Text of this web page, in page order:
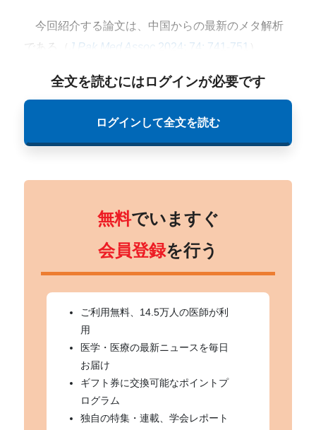
今回紹介する論文は、中国からの最新のメタ解析
である（
J Pak Med Assoc 2024; 74: 741-751
全文を読むにはログインが必要です
ログインして全文を読む
無料でいますぐ
会員登録を行う
ご利用無料、14.5万人の医師が利
用
医学・医療の最新ニュースを毎日
お届け
ギフト券に交換可能なポイントプ
ログラム
独自の特集・連載、学会レポート